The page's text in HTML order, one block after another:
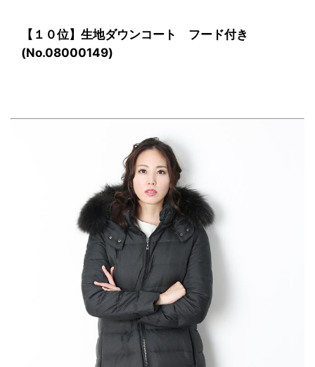
【１０位】生地ダウンコート フード付き
(No.08000149)